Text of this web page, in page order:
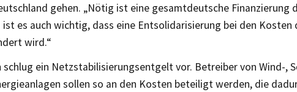
gehen. „Nötig ist eine gesamtdeutsche Finanzierung
ist es auch wichtig, dass eine Entsolidarisierung bei den Kosten
wird.“
schlug ein Netzstabilisierungsentgelt vor. Betreiber von Wind-,
sollen so an den Kosten beteiligt werden, die